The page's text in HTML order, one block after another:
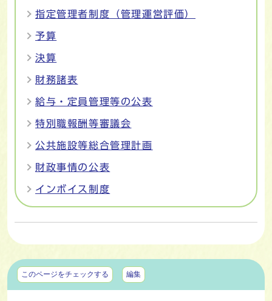
指定管理者制度（管理運営評価）
予算
決算
財務諸表
給与・定員管理等の公表
特別職報酬等審議会
公共施設等総合管理計画
財政事情の公表
インボイス制度
マイページ
このページをチェックする 編集